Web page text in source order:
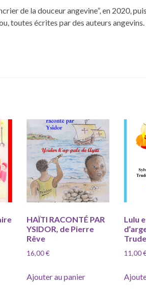
de la douceur angevine”, en 2020,
toutes écrites par des auteurs angevins.
HAÏTI RACONTÉ PAR
YSIDOR, de Pierre
Rêve
16,00€
Ajouter au panier
Lulu
11,00